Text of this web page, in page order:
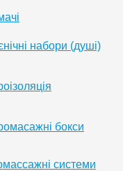
набори (душі)
бокси
системи